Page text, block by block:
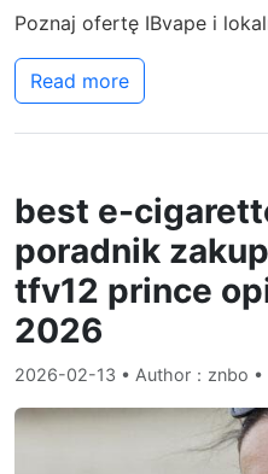
Poznaj ofertę IBvape i
Read more
best e-
poradnik
tfv12 prince
2026
2026-02-13 • Author：znbo •